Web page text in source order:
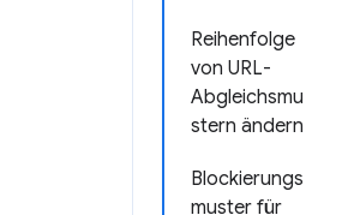
Reihenfolge
von URL-
Abgleichsmu
stern ändern
Blockierungs
muster für